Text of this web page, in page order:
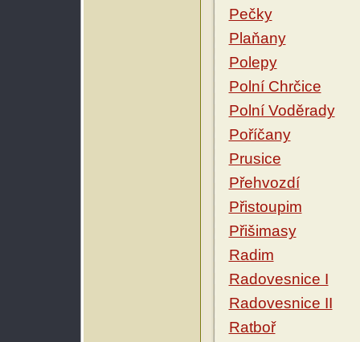
Pečky
Plaňany
Polepy
Polní Chrčice
Polní Voděrady
Poříčany
Prusice
Přehvozdí
Přistoupim
Přišimasy
Radim
Radovesnice I
Radovesnice II
Ratboř